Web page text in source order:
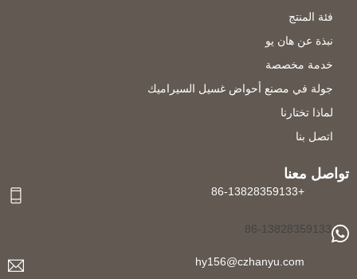
فئة المنتج
نبذة عن هان يو
خدمة مخصصة
جولة في مصنع أحواض غسيل السيراميك
لماذا تختارنا
اتصل بنا
تواصل معنا
+86-13828359133
86-13828359133
hy156@czhanyu.com